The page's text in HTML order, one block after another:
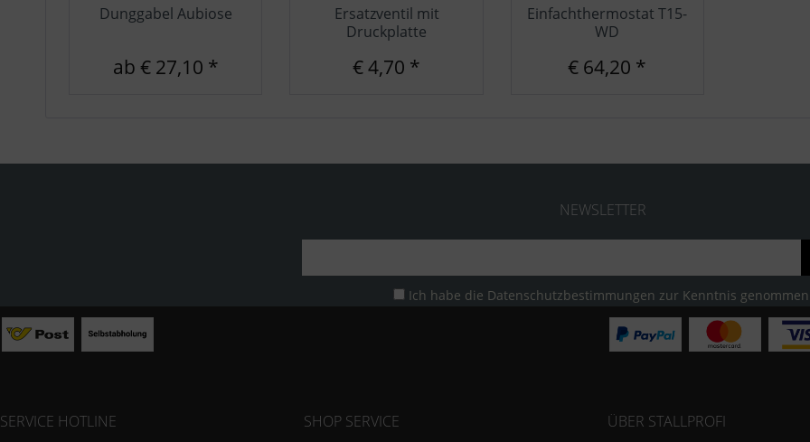
Dunggabel Aubiose
ab € 27,10 *
Ersatzventil mit
Druckplatte
€ 4,70 *
Einfachthermostat T15-
WD
€ 64,20 *
NEWSLETTER
Ich habe die Datenschutzbestimmungen zur Kenntnis
SERVICE HOTLINE SHOP SERVICE ÜBER STALLPROFI